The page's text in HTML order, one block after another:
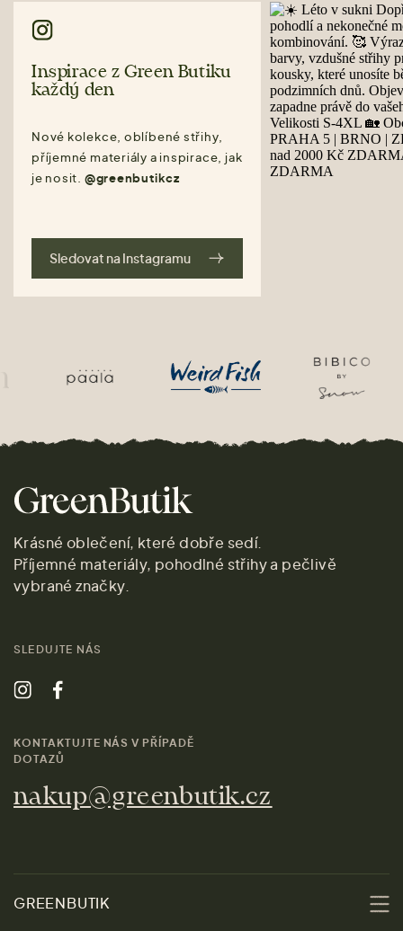
Inspirace z Green Butiku
každý den
Nové kolekce, oblíbené střihy,
příjemné materiály a inspirace, jak
je nosit. @greenbutikcz
Sledovat na Instagramu
Krásné oblečení, které dobře sedí.
Příjemné materiály, pohodlné střihy a pečlivě
vybrané značky.
SLEDUJTE NÁS
KONTAKTUJTE NÁS V PŘÍPADĚ
DOTAZŮ
nakup@greenbutik.cz
GREENBUTIK